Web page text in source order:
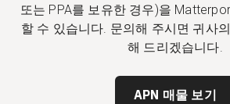
또는 PPA를 보유한 경우)을
할 수 있습니다. 문의해 주시면 귀사
해 드리겠습니다.
APN 매물 보기